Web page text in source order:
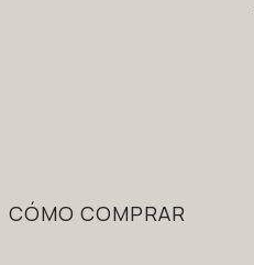
CÓMO COMPRAR